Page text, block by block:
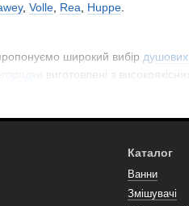
, Volle, Rea, Huppe.
широкий вибір
виготовлені з
від цих відомих брендів.
Каталог
Ванни
Змішувачі